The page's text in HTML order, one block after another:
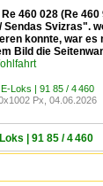
Re 460 028 (Re
Sendas Svizras".
konnte, war es
Bild die
E-Loks | 91 85 / 4
Px, 04.06.2026
| 91 85 / 4